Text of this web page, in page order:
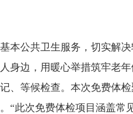
本公共卫生服务，切实解
身边，用暖心举措筑牢老
、等候检查。本次免费体
“此次免费体检项目涵盖